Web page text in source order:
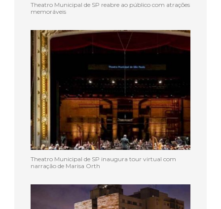
Theatro Municipal de SP reabre ao público com atrações
memoráveis
Theatro Municipal de SP inaugura tour virtual com
narração de Marisa Orth